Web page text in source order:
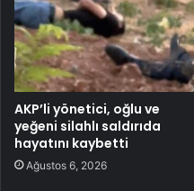
AKP’li yönetici, oğlu ve
yeğeni silahlı saldırıda
hayatını kaybetti
Ağustos 6, 2026